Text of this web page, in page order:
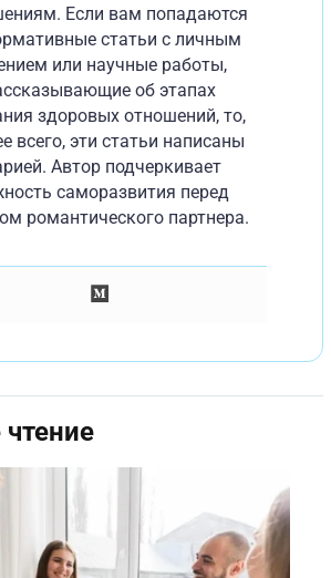
Если вам попадаются
статьи с личным
или научные работы,
об этапах
здоровых отношений, то,
всего, эти статьи написаны
Автор подчеркивает
саморазвития перед
романтического партнера.